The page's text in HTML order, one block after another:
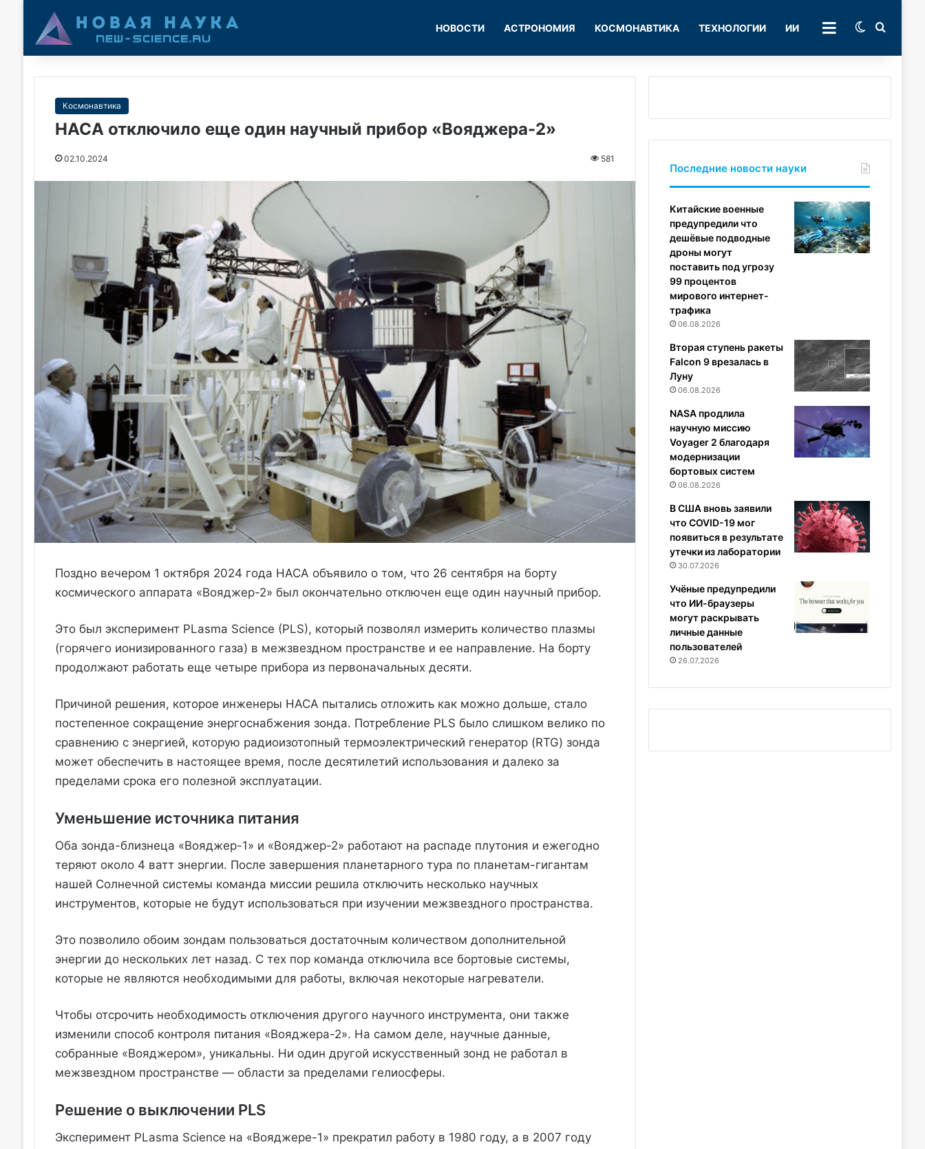
НОВОСТИ АСТРОНОМИЯ КОСМОНАВТИКА ТЕХНОЛОГИИ ИИ РУБРИКИSwitch skin
Космонавтика
НАСА отключило еще один научный прибор «Вояджера-2»
02.10.2024 581
Поздно вечером 1 октября 2024 года НАСА объявило о том, что 26 сентября на борту
космического аппарата «Вояджер-2» был окончательно отключен еще один научный прибор.
Это был эксперимент PLasma Science (PLS), который позволял измерить количество плазмы
(горячего ионизированного газа) в межзвездном пространстве и ее направление. На борту
продолжают работать еще четыре прибора из первоначальных десяти.
Причиной решения, которое инженеры НАСА пытались отложить как можно дольше, стало
постепенное сокращение энергоснабжения зонда. Потребление PLS было слишком велико по
сравнению с энергией, которую радиоизотопный термоэлектрический генератор (RTG) зонда
может обеспечить в настоящее время, после десятилетий использования и далеко за
пределами срока его полезной эксплуатации.
Уменьшение источника питания
Оба зонда-близнеца «Вояджер-1» и «Вояджер-2» работают на распаде плутония и ежегодно
теряют около 4 ватт энергии. После завершения планетарного тура по планетам-гигантам
нашей Солнечной системы команда миссии решила отключить несколько научных
инструментов, которые не будут использоваться при изучении межзвездного пространства.
Это позволило обоим зондам пользоваться достаточным количеством дополнительной
энергии до нескольких лет назад. С тех пор команда отключила все бортовые системы,
которые не являются необходимыми для работы, включая некоторые нагреватели.
Чтобы отсрочить необходимость отключения другого научного инструмента, они также
изменили способ контроля питания «Вояджера-2». На самом деле, научные данные,
собранные «Вояджером», уникальны. Ни один другой искусственный зонд не работал в
межзвездном пространстве — области за пределами гелиосферы.
Решение о выключении PLS
Эксперимент PLasma Science на «Вояджере-1» прекратил работу в 1980 году, а в 2007 году
Последние новости науки
Китайские военные
предупредили что
дешёвые подводные
дроны могут
поставить под угрозу
99 процентов
мирового интернет-
трафика
06.08.2026
Вторая ступень ракеты
Falcon 9 врезалась в
Луну
06.08.2026
NASA продлила
научную миссию
Voyager 2 благодаря
модернизации
бортовых систем
06.08.2026
В США вновь заявили
что COVID-19 мог
появиться в результате
утечки из лаборатории
30.07.2026
Учёные предупредили
что ИИ-браузеры
могут раскрывать
личные данные
пользователей
26.07.2026